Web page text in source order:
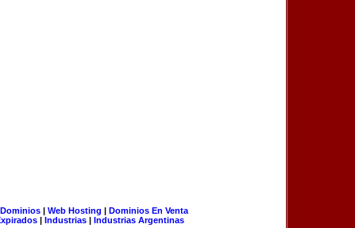
| Web Hosting | Dominios En Venta
| Industrias | Industrias Argentinas